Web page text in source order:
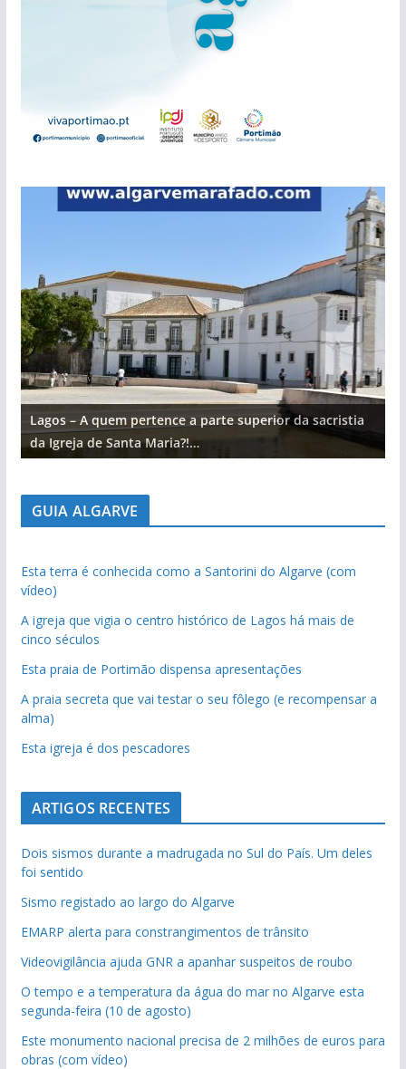
Lagos – A quem pertence a parte superior da sacristia
da Igreja de Santa Maria?!…
GUIA ALGARVE
Esta terra é conhecida como a Santorini do Algarve (com
vídeo)
A igreja que vigia o centro histórico de Lagos há mais de
cinco séculos
Esta praia de Portimão dispensa apresentações
A praia secreta que vai testar o seu fôlego (e recompensar a
alma)
Esta igreja é dos pescadores
ARTIGOS RECENTES
Dois sismos durante a madrugada no Sul do País. Um deles
foi sentido
Sismo registado ao largo do Algarve
EMARP alerta para constrangimentos de trânsito
Videovigilância ajuda GNR a apanhar suspeitos de roubo
O tempo e a temperatura da água do mar no Algarve esta
segunda-feira (10 de agosto)
Este monumento nacional precisa de 2 milhões de euros para
obras (com vídeo)